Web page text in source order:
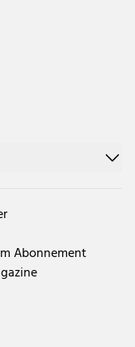
Abonnement